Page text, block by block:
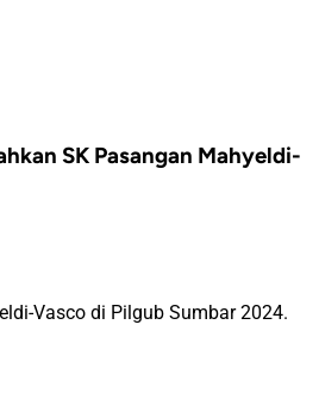
SK Pasangan Mahyeldi-
Vasco di Pilgub Sumbar 2024.